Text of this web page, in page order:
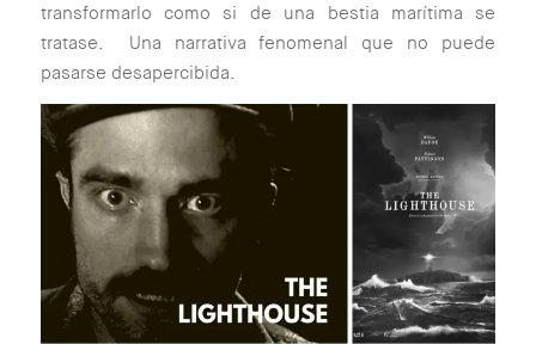
transformarlo como si de una bestia marítima se
tratase. Una narrativa fenomenal que no puede
pasarse desapercibida.